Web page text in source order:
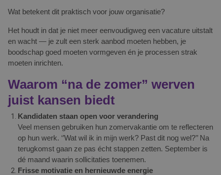
Wat betekent dit praktisch voor jouw organisatie?
Het houdt in dat je niet meer eenvoudigweg een vacature uitstalt
en wacht — je zult een sterk aanbod moeten hebben, je
boodschap goed moeten vormgeven én je processen strak
moeten inrichten.
Waarom “na de zomer” werven
juist kansen biedt
Kandidaten staan open voor verandering
Veel mensen gebruiken hun zomervakantie om te reflecteren
op hun werk. ‘’Wat wil ik in mijn werk? Past dit nog wel?’’ Na
terugkomst gaan ze pas écht stappen zetten. September is
dé maand waarin sollicitaties toenemen.
Frisse motivatie en hernieuwde energie